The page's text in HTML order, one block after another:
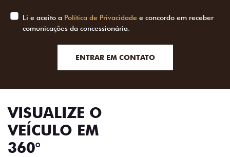
Li e aceito a Política de Privacidade e concordo em receber
comunicações da concessionária.
ENTRAR EM CONTATO
VISUALIZE O
VEÍCULO EM
360°